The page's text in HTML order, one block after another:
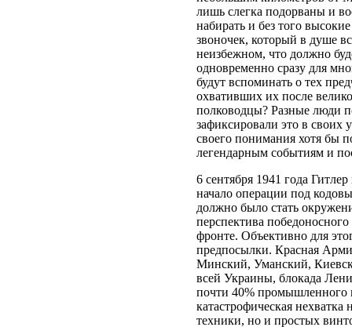
лишь слегка подорваны и
набирать и без того
звоночек, который в душе
неизбежном, что должно
одновременно сразу для
будут вспоминать о тех
охвативших их после
полководцы? Разные люди
зафиксировали это в
своего понимания хотя бы
легендарным событиям и
6 сентября 1941 года
начало операции под
должно было стать
перспектива
фронте. Объективно для
предпосылки. Красная
Минский, Уманский,
всей Украины, блокада
почти 40% промышленного
катастрофическая
техники, но и простых